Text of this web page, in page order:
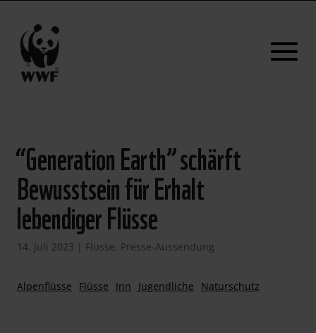
“Generation Earth” schärft
Bewusstsein für Erhalt
lebendiger Flüsse
14. Juli 2023 | Flüsse, Presse-Aussendung
Alpenflüsse Flüsse Inn Jugendliche Naturschutz